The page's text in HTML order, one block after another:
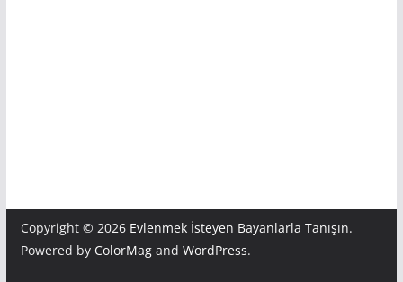
Copyright © 2026 Evlenmek İsteyen Bayanlarla Tanışın.
Powered by ColorMagand WordPress.